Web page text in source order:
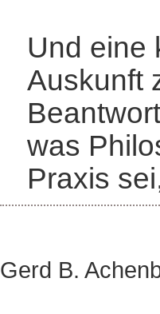
Und eine
Auskunft
was
Praxis
Gerd B.